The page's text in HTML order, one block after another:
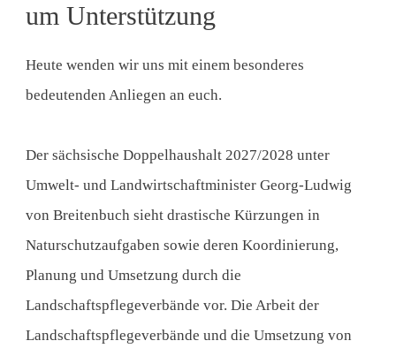
um Unterstützung
Heute wenden wir uns mit einem besonderes
bedeutenden Anliegen an euch.
Der sächsische Doppelhaushalt 2027/2028 unter
Umwelt- und Landwirtschaftminister Georg-Ludwig
von Breitenbuch sieht drastische Kürzungen in
Naturschutzaufgaben sowie deren Koordinierung,
Planung und Umsetzung durch die
Landschaftspflegeverbände vor. Die Arbeit der
Landschaftspflegeverbände und die Umsetzung von